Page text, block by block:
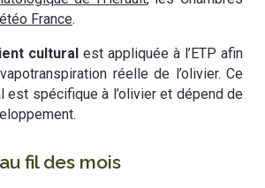
France.
cultural est appliquée à l’ETP afin
réelle de l’olivier. Ce
est spécifique à l’olivier et dépend de
fil des mois